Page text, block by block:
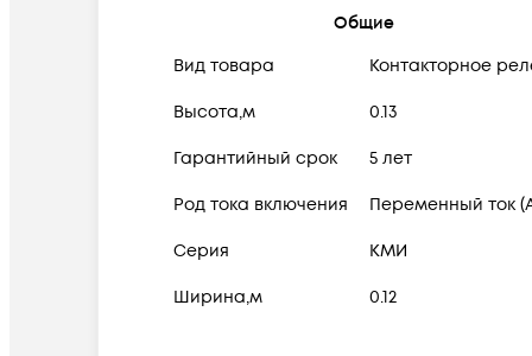
Общие
Вид товара
Контакторное
Высота,м 0.13
Гарантийный срок 5 лет
Род тока включения Переменный ток
Серия КМИ
Ширина,м 0.12